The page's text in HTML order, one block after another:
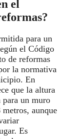
el
para un
el Código
de reformas
la normativa
En
que la altura
un muro
metros, aunque
Es